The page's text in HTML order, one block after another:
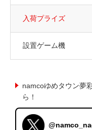
入荷プライズ
設置ゲーム機
namcoゆめタウン夢
ら！